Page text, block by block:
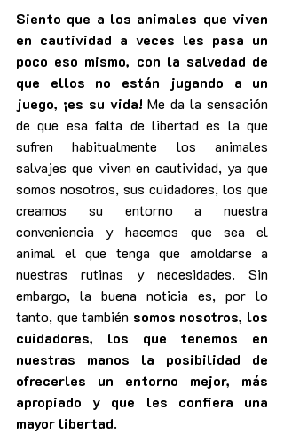
Siento que a los animales que viven
en cautividad a veces les pasa un
poco eso mismo, con la salvedad de
que ellos no están jugando a un
juego, ¡es su vida! Me da la sensación
de que esa falta de libertad es la que
sufren habitualmente los animales
salvajes que viven en cautividad, ya que
somos nosotros, sus cuidadores, los que
creamos su entorno a nuestra
conveniencia y hacemos que sea el
animal el que tenga que amoldarse a
nuestras rutinas y necesidades. Sin
embargo, la buena noticia es, por lo
tanto, que también somos nosotros, los
cuidadores, los que tenemos en
nuestras manos la posibilidad de
ofrecerles un entorno mejor, más
apropiado y que les confiera una
mayor libertad.